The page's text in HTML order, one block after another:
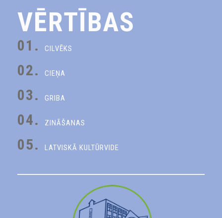
VĒRTĪBAS
01. CILVĒKS
02. CIEŅA
03. GRIBA
04. ZINĀŠANAS
05. LATVISKĀ KULTŪRVIDE